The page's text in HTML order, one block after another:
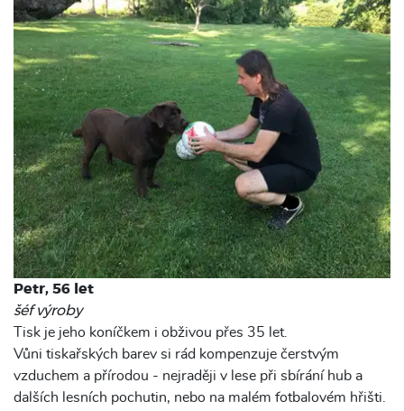
Petr, 56 let
šéf výroby
Tisk je jeho koníčkem i obživou přes 35 let.
Vůni tiskařských barev si rád kompenzuje čerstvým
vzduchem a přírodou - nejraději v lese při sbírání hub a
dalších lesních pochutin, nebo na malém fotbalovém hřišti.